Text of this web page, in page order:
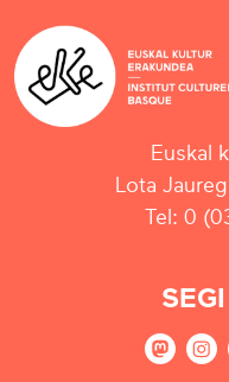
Euskal
Lota
Tel: 0